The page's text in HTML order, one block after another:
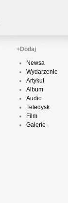
+Dodaj
Newsa
Wydarzenie
Artykuł
Album
Audio
Teledysk
Film
Galerie